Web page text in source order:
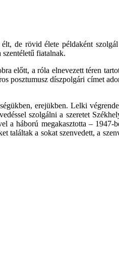
de rövid élete példaként
fiatalnak.
előtt, a róla elnevezett téren
posztumusz díszpolgári címet
erejükben. Lelki
szolgálni a szeretet
a háború megakasztotta –
találtak a sokat szenvedett, a